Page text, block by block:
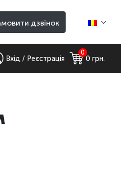
дзвінок
Вхід / Реєстрація
0
0 грн.